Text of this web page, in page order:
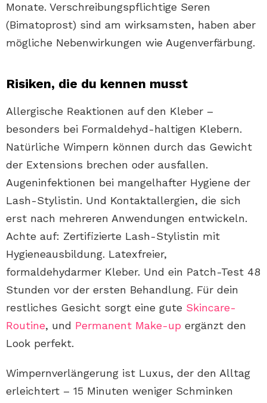
Monate. Verschreibungspflichtige Seren
(Bimatoprost) sind am wirksamsten, haben aber
mögliche Nebenwirkungen wie Augenverfärbung.
Risiken, die du kennen musst
Allergische Reaktionen auf den Kleber –
besonders bei Formaldehyd-haltigen Klebern.
Natürliche Wimpern können durch das Gewicht
der Extensions brechen oder ausfallen.
Augeninfektionen bei mangelhafter Hygiene der
Lash-Stylistin. Und Kontaktallergien, die sich
erst nach mehreren Anwendungen entwickeln.
Achte auf: Zertifizierte Lash-Stylistin mit
Hygieneausbildung. Latexfreier,
formaldehydarmer Kleber. Und ein Patch-Test 48
Stunden vor der ersten Behandlung. Für dein
restliches Gesicht sorgt eine gute Skincare-
Routine, und Permanent Make-up ergänzt den
Look perfekt.
Wimpernverlängerung ist Luxus, der den Alltag
erleichtert – 15 Minuten weniger Schminken